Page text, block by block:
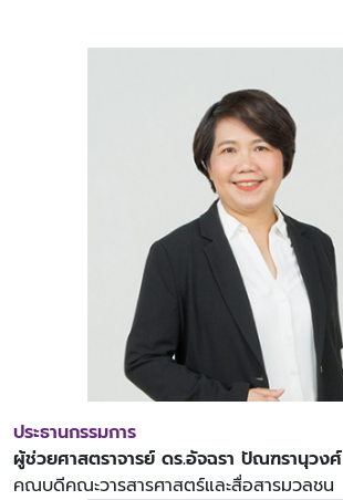
ประธานกรรมการ
ผู้ช่วยศาสตราจารย์ ดร.อัจฉรา ปัณฑรานุวงศ์
คณบดีคณะวารสารศาสตร์และสื่อสารมวลชน